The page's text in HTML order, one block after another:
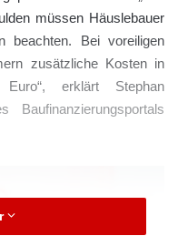
müssen Häuslebauer
beachten. Bei voreiligen
zusätzliche Kosten in
erklärt Stephan
Baufinanzierungsportals